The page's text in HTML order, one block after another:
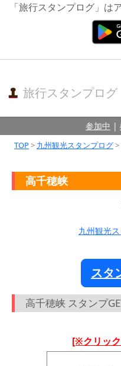
「旅行スタンプログ」は
旅行スタンプログ
参加中 |
TOP> 九州観光スタンプログ
高千穂峡
九州観光
スタ
高千穂峡 スタンプ
[※クリッ